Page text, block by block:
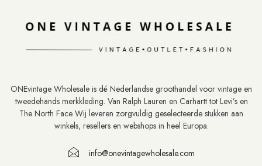
ONEvintage Wholesale is dé Nederlandse groothandel voor vintage en
tweedehands merkkleding. Van Ralph Lauren en Carhartt tot Levi’s en
The North Face Wij leveren zorgvuldig geselecteerde stukken aan
winkels, resellers en webshops in heel Europa.
info@onevintagewholesale.com